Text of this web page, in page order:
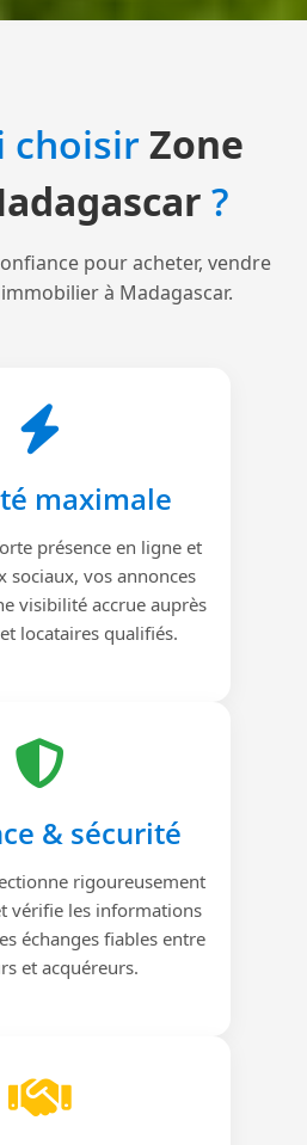
choisirZone
?
pour acheter, vendre
à Madagascar.
maximale
présence en ligne et
sociaux, vos annonces
visibilité accrue auprès
locataires qualifiés.
& sécurité
rigoureusement
vérifie les informations
échanges fiables entre
et acquéreurs.